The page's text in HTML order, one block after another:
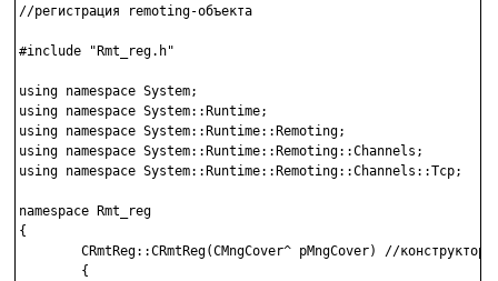
//регистрация remoting-объекта
#include "Rmt_reg.h"
using namespace System;
using namespace System::Runtime;
using namespace System::Runtime::Remoting;
using namespace System::Runtime::Remoting::Channels;
using namespace System::Runtime::Remoting::Channels::Tcp;
namespace Rmt_reg
{
CRmtReg::CRmtReg(CMngCover^ pMngCover) //конструктор
{